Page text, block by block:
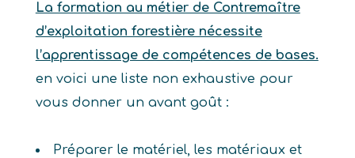
La formation au métier de Contremaître
d’exploitation forestière nécessite
l’apprentissage de compétences de bases.
en voici une liste non exhaustive pour
vous donner un avant goût :
Préparer le matériel, les matériaux et